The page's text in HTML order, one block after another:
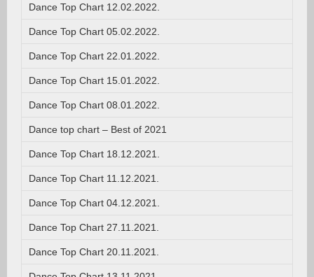
Dance Top Chart 12.02.2022.
Dance Top Chart 05.02.2022.
Dance Top Chart 22.01.2022.
Dance Top Chart 15.01.2022.
Dance Top Chart 08.01.2022.
Dance top chart – Best of 2021
Dance Top Chart 18.12.2021.
Dance Top Chart 11.12.2021.
Dance Top Chart 04.12.2021.
Dance Top Chart 27.11.2021.
Dance Top Chart 20.11.2021.